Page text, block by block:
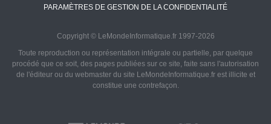
PARAMÈTRES DE GESTION DE LA CONFIDENTIALITÉ
Copyright © LeMondeInformatique.fr 1997-2026
Toute reproduction ou représentation intégrale ou partielle, par quelque
procédé que ce soit, des pages publiées sur ce site, faite sans l'autorisation
de l'éditeur ou du webmaster du site LeMondeInformatique.fr est illicite et
constitue une contrefaçon.